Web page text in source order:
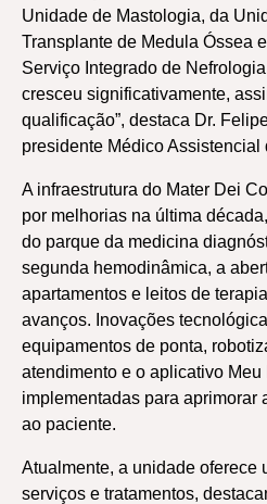
Unidade de Mastologia, da
Transplante de Medula Óssea
Serviço Integrado de
cresceu significativamente,
qualificação”, destaca Dr.
presidente Médico Assistencial
A infraestrutura do Mater Dei
por melhorias na última
do parque da medicina
segunda hemodinâmica, a
apartamentos e leitos de
avanços. Inovações
equipamentos de ponta,
atendimento e o aplicativo Meu
implementadas para aprimorar
ao paciente.
Atualmente, a unidade oferece
serviços e tratamentos,